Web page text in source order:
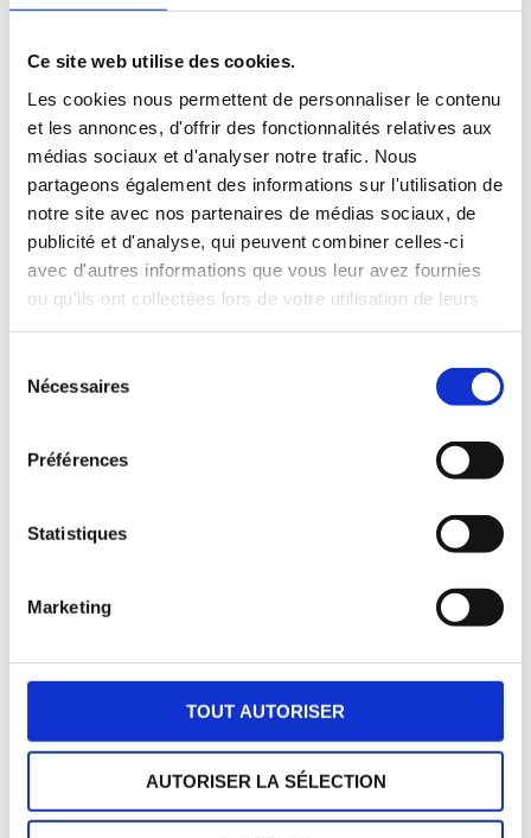
Ce site web utilise des cookies.
Les cookies nous permettent de personnaliser le contenu
et les annonces, d'offrir des fonctionnalités relatives aux
médias sociaux et d'analyser notre trafic. Nous
partageons également des informations sur l'utilisation de
notre site avec nos partenaires de médias sociaux, de
publicité et d'analyse, qui peuvent combiner celles-ci
avec d'autres informations que vous leur avez fournies
ou qu'ils ont collectées lors de votre utilisation de leurs
Nécessaires
Préférences
Statistiques
Marketing
TOUT AUTORISER
AUTORISER LA SÉLECTION
Côte de porc Montagne
Gamme à rôtir. Élaborée à partir de porcs
Margeride, (élevages familiaux, filière certifiée
LIRE LA SUITE